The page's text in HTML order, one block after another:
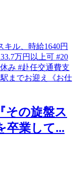
その旋盤ス
卒業して...